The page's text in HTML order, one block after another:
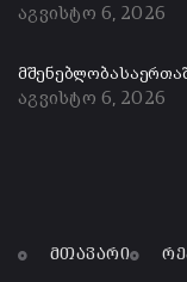
აგვისტო 6, 2026
მშენებლობა
აგვისტო 6, 2026
მთავარი